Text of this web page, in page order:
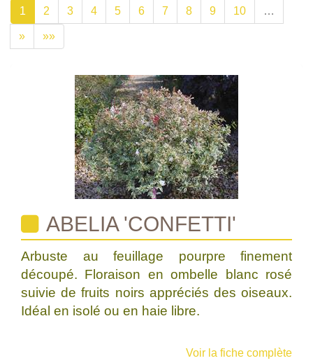
1 2 3 4 5 6 7 8 9 10 …
» »»
ABELIA 'CONFETTI'
Arbuste au feuillage pourpre finement
découpé. Floraison en ombelle blanc rosé
suivie de fruits noirs appréciés des oiseaux.
Idéal en isolé ou en haie libre.
Voir la fiche complète